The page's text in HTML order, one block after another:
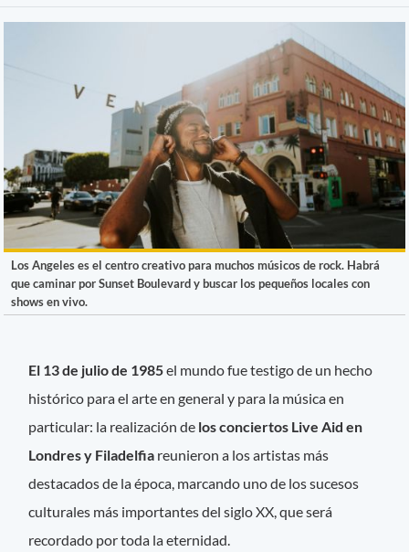
Los Angeles es el centro creativo para muchos músicos de rock. Habrá
que caminar por Sunset Boulevard y buscar los pequeños locales con
shows en vivo.
El 13 de julio de 1985el mundo fue testigo de un hecho
histórico para el arte en general y para la música en
particular: la realización de los conciertos Live Aid en
Londres y Filadelfia reunieron a los artistas más
destacados de la época, marcando uno de los sucesos
culturales más importantes del siglo XX, que será
recordado por toda la eternidad.